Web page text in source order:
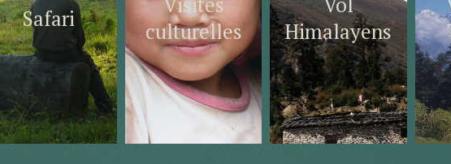
Safari
culturelles
Himalayens